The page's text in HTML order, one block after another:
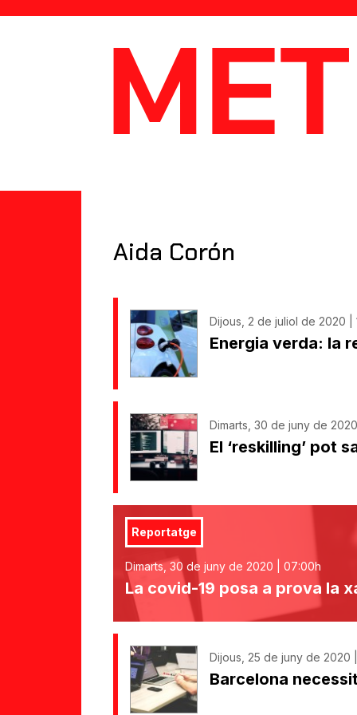
MetaData
Aida Corón
Dijous, 2 de juliol de 2020 |
Energia verda: la
Dimarts, 30 de juny de
El ‘reskilling’ pot
Reportatge
Dimarts, 30 de juny de 2020 | 07:00h
La covid-19 posa a prova la
Dijous, 25 de juny de 2020
Barcelona